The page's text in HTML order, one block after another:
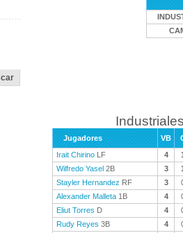
Jugadores VB
Irait Chirino LF 4
Wilfredo Yasel 2B 3
Stayler Hernandez RF 3
Alexander Malleta 1B 4
Eliut Torres D 4
Rudy Reyes 3B 4